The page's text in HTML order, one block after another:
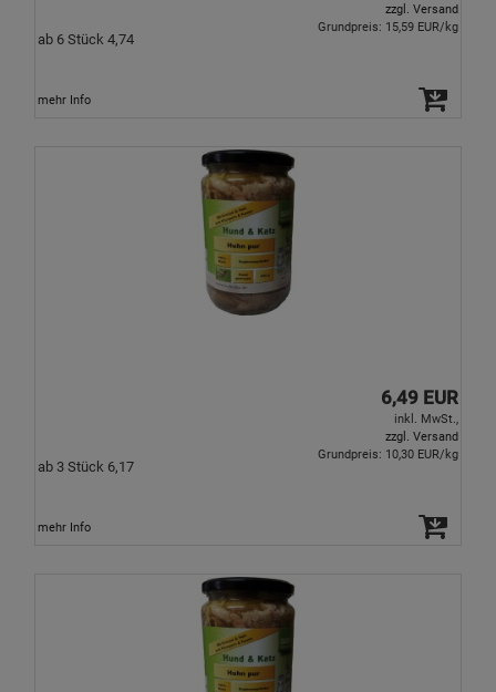
zzgl. Versand
ab 6 Stück 4,74
Grundpreis: 15,59 EUR/kg
mehr Info
6,49 EUR
inkl. MwSt.,
zzgl. Versand
ab 3 Stück 6,17
Grundpreis: 10,30 EUR/kg
mehr Info